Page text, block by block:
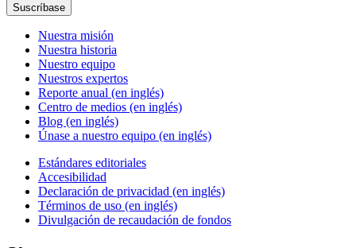
Suscríbase
Nuestra misión
Nuestra historia
Nuestro equipo
Nuestros expertos
Reporte anual (en inglés)
Centro de medios (en inglés)
Blog (en inglés)
Únase a nuestro equipo (en inglés)
Estándares editoriales
Accesibilidad
Declaración de privacidad (en inglés)
Términos de uso (en inglés)
Divulgación de recaudación de fondos